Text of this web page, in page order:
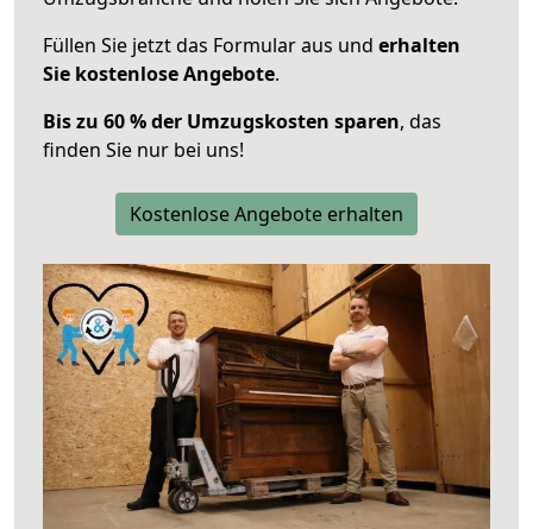
Füllen Sie jetzt das Formular aus und erhalten
Sie kostenlose Angebote.
Bis zu 60 % der Umzugskosten sparen, das
finden Sie nur bei uns!
Kostenlose Angebote erhalten